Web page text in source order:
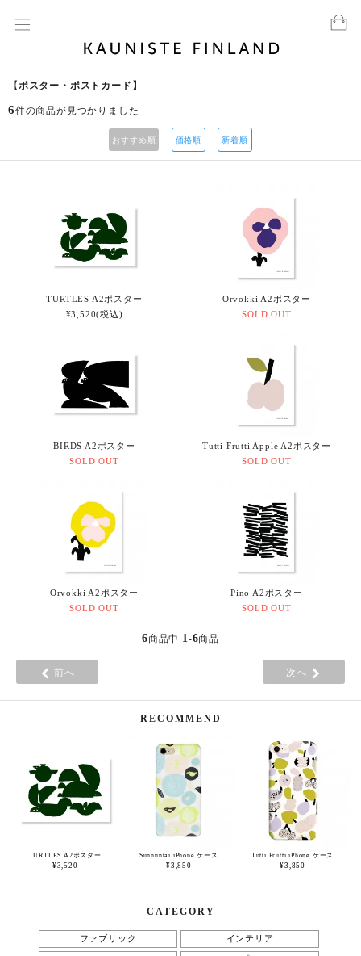
【ポスター・ポストカード】
6件の商品が見つかりました
おすすめ順 価格順 新着順
TURTLES A2ポスター
¥3,520(税込)
Orvokki A2ポスター
SOLD OUT
BIRDS A2ポスター
SOLD OUT
Tutti Frutti Apple A2ポスター
SOLD OUT
Orvokki A2ポスター
SOLD OUT
Pino A2ポスター
SOLD OUT
6商品中 1-6商品
前へ 次へ
RECOMMEND
TURTLES A2ポスター
¥3,520
Sunnuntai iPhone ケース
¥3,850
Tutti Frutti iPhone ケース
¥3,850
CATEGORY
ファブリック インテリア